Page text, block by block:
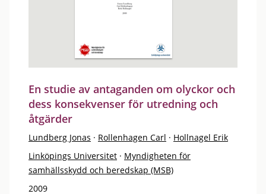
En studie av antaganden om olyckor och
dess konsekvenser för utredning och
åtgärder
Lundberg Jonas · Rollenhagen Carl · Hollnagel Erik
Linköpings Universitet · Myndigheten för
samhällsskydd och beredskap (MSB)
2009